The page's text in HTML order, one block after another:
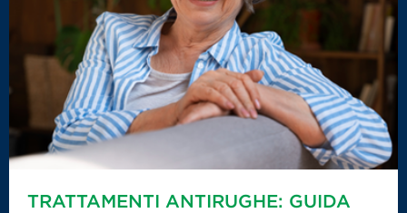
TRATTAMENTI ANTIRUGHE: GUIDA